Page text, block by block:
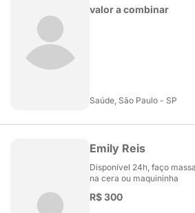
valor a combinar
Saúde, São Paulo - SP
Emily Reis
Disponível 24h, faço
na cera ou maquininha
R$ 300